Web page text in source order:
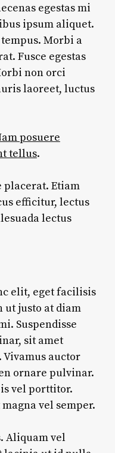
egestas mi
ipsum aliquet.
Morbi a
Fusce egestas
non orci
laoreet, luctus
posuere
tellus.
placerat. Etiam
efficitur, lectus
lectus
elit, eget facilisis
ut justo at diam
Suspendisse
sit amet
auctor
ornare pulvinar.
vel porttitor.
vel semper.
Aliquam vel